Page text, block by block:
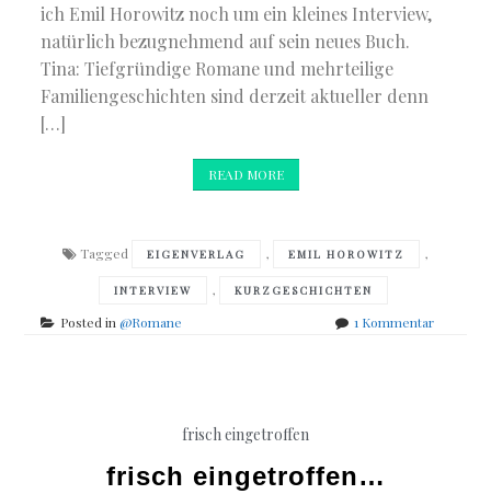
ich Emil Horowitz noch um ein kleines Interview,
natürlich bezugnehmend auf sein neues Buch.
Tina: Tiefgründige Romane und mehrteilige
Familiengeschichten sind derzeit aktueller denn
[…]
READ MORE
Tagged EIGENVERLAG , EMIL HOROWITZ ,
INTERVIEW , KURZGESCHICHTEN
Posted in@Romane 1 Kommentarzu
frisch eingetroffen
frisch eingetroffen…